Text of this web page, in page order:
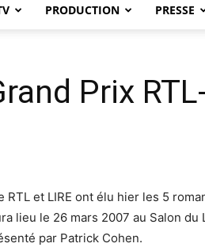
PRODUCTION PRESSE
Prix
RTL et LIRE ont élu hier les 5
lieu le 26 mars 2007 au Salon
par Patrick Cohen.